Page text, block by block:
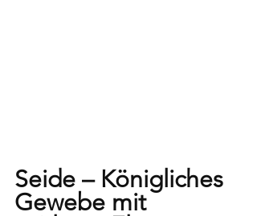
Seide – Königliches
Gewebe mit